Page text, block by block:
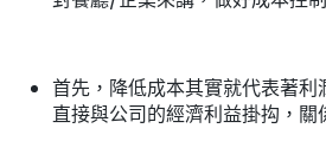
首先，降低成本其實就代表著
直接與公司的經濟利益掛抅，關